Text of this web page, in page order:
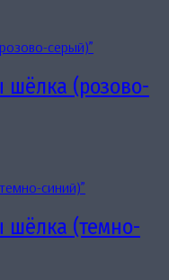
шёлка (розово-
шёлка (темно-